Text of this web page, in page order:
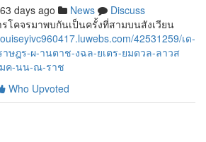
63 days ago News
Discuss
โคจรมาพบกันเป็นครั้งที่สามบนสังเวียน
42531259/เด-
ษฎร-ผ-านตาช-งฉล-ยเตร-ยมดวล-ลาวส
ค-นน-ณ-ราช
Who Upvoted